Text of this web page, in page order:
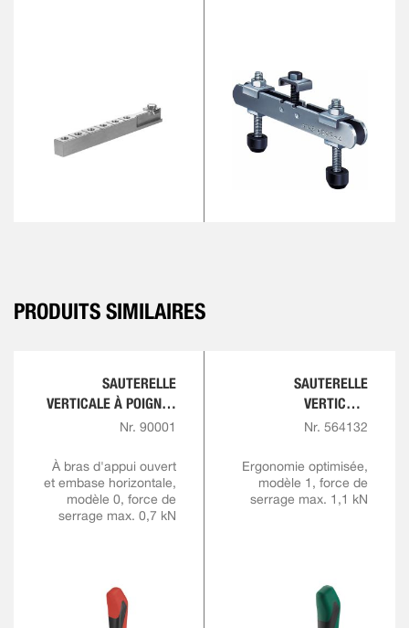
PRODUITS SIMILAIRES
SAUTERELLE
VERTICALE À POIGNÉE
ROUGE
Nr. 90001
À bras d'appui ouvert
et embase horizontale,
modèle 0, force de
serrage max. 0,7 kN
SAUTERELLE
VERTICALE
COMFORTLINE
Nr. 564132
Ergonomie optimisée,
modèle 1, force de
serrage max. 1,1 kN